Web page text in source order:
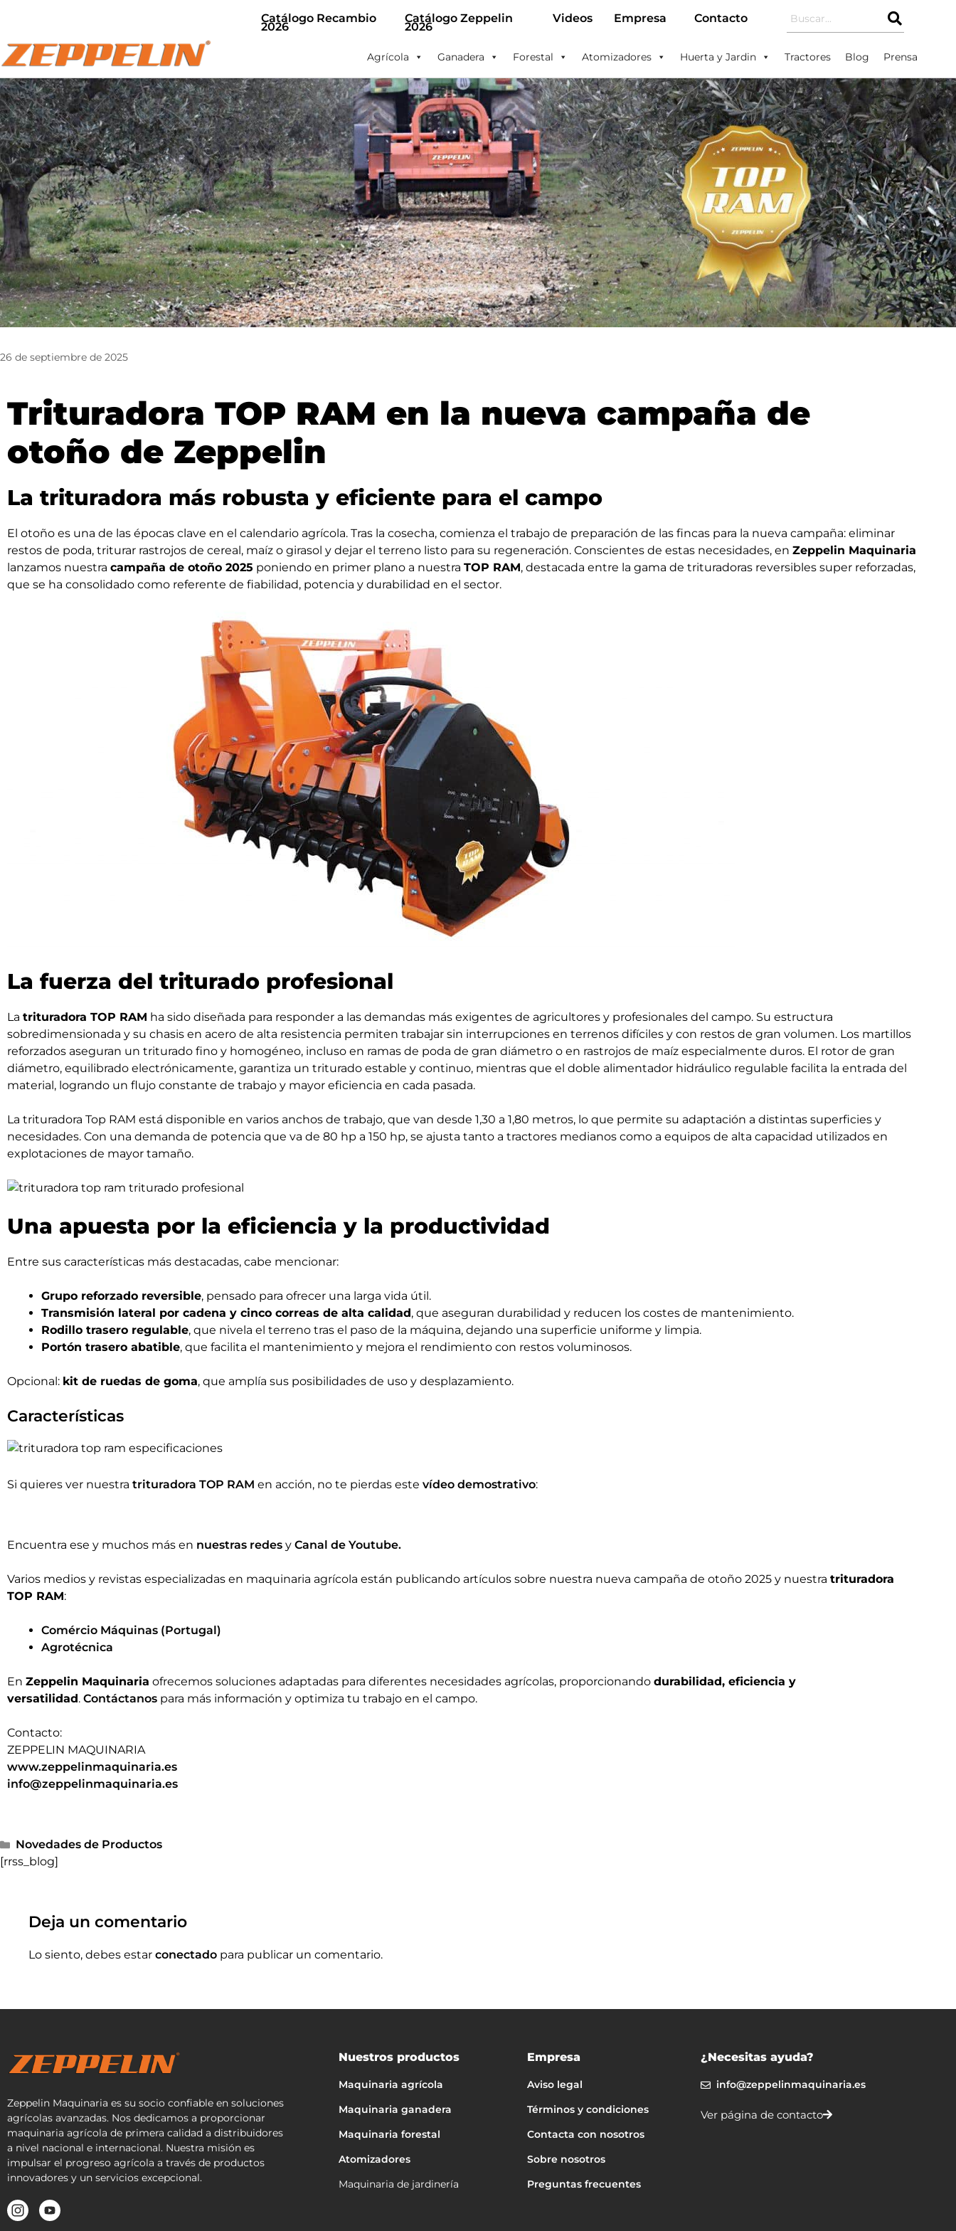
Catálogo Recambio
2026
Catálogo Zeppelin
2026
Videos Empresa Contacto
Agrícola Ganadera Forestal Atomizadores Huerta y Jardin Tractores Blog Prensa
26 de septiembre de 2025
Trituradora TOP RAM en la nueva campaña de
otoño de Zeppelin
La trituradora más robusta y eficiente para el campo
El otoño es una de las épocas clave en el calendario agrícola. Tras la cosecha, comienza el trabajo de preparación de las fincas para la nueva campaña: eliminar
restos de poda, triturar rastrojos de cereal, maíz o girasol y dejar el terreno listo para su regeneración. Conscientes de estas necesidades, en Zeppelin Maquinaria
lanzamos nuestra campaña de otoño 2025 poniendo en primer plano a nuestra TOP RAM, destacada entre la gama de trituradoras reversibles super reforzadas,
que se ha consolidado como referente de fiabilidad, potencia y durabilidad en el sector.
La fuerza del triturado profesional
La trituradora TOP RAM ha sido diseñada para responder a las demandas más exigentes de agricultores y profesionales del campo. Su estructura
sobredimensionada y su chasis en acero de alta resistencia permiten trabajar sin interrupciones en terrenos difíciles y con restos de gran volumen. Los martillos
reforzados aseguran un triturado fino y homogéneo, incluso en ramas de poda de gran diámetro o en rastrojos de maíz especialmente duros. El rotor de gran
diámetro, equilibrado electrónicamente, garantiza un triturado estable y continuo, mientras que el doble alimentador hidráulico regulable facilita la entrada del
material, logrando un flujo constante de trabajo y mayor eficiencia en cada pasada.
La trituradora Top RAM está disponible en varios anchos de trabajo, que van desde 1,30 a 1,80 metros, lo que permite su adaptación a distintas superficies y
necesidades. Con una demanda de potencia que va de 80 hp a 150 hp, se ajusta tanto a tractores medianos como a equipos de alta capacidad utilizados en
explotaciones de mayor tamaño.
Una apuesta por la eficiencia y la productividad
Entre sus características más destacadas, cabe mencionar:
Grupo reforzado reversible, pensado para ofrecer una larga vida útil.
Transmisión lateral por cadena y cinco correas de alta calidad, que aseguran durabilidad y reducen los costes de mantenimiento.
Rodillo trasero regulable, que nivela el terreno tras el paso de la máquina, dejando una superficie uniforme y limpia.
Portón trasero abatible, que facilita el mantenimiento y mejora el rendimiento con restos voluminosos.
Opcional: kit de ruedas de goma, que amplía sus posibilidades de uso y desplazamiento.
Características
Si quieres ver nuestra trituradora TOP RAM en acción, no te pierdas este vídeo demostrativo:
Encuentra ese y muchos más en nuestras redes y Canal de Youtube.
Varios medios y revistas especializadas en maquinaria agrícola están publicando artículos sobre nuestra nueva campaña de otoño 2025 y nuestra trituradora
TOP RAM:
Comércio Máquinas (Portugal)
Agrotécnica
En Zeppelin Maquinaria ofrecemos soluciones adaptadas para diferentes necesidades agrícolas, proporcionando durabilidad, eficiencia y
versatilidad. Contáctanos para más información y optimiza tu trabajo en el campo.
Contacto:
ZEPPELIN MAQUINARIA
www.zeppelinmaquinaria.es
info@zeppelinmaquinaria.es
Novedades de Productos
[rrss_blog]
Deja un comentario
Lo siento, debes estar conectado para publicar un comentario.
Zeppelin Maquinaria es su socio confiable en soluciones
agrícolas avanzadas. Nos dedicamos a proporcionar
maquinaria agrícola de primera calidad a distribuidores
a nivel nacional e internacional. Nuestra misión es
impulsar el progreso agrícola a través de productos
innovadores y un servicios excepcional.
Nuestros productos
Maquinaria agrícola
Maquinaria ganadera
Maquinaria forestal
Atomizadores
Maquinaria de jardinería
Empresa
Aviso legal
Términos y condiciones
Contacta con nosotros
Sobre nosotros
Preguntas frecuentes
¿Necesitas ayuda?
info@zeppelinmaquinaria.es
Ver página de contacto